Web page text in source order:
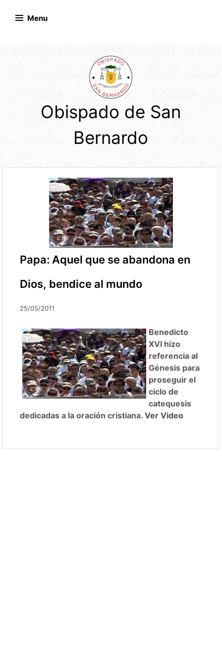
Menu
Obispado de San
Bernardo
Papa: Aquel que se abandona en
Dios, bendice al mundo
25/05/2011
Benedicto
XVI hizo
referencia al
Génesis para
proseguir el
ciclo de
catequesis
dedicadas a la oración cristiana.Ver Video